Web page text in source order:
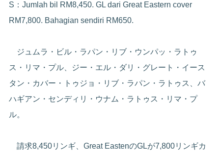
S：Jumlah bil RM8,450. GL dari Great Eastern cover
RM7,800. Bahagian sendiri RM650.
ジュムラ・ビル・ラパン・リブ・ウンパッ・ラトゥ
ス・リマ・プル、ジー・エル・ダリ・グレート・イース
タン・カバー・トゥジョ・リブ・ラパン・ラトゥス、バ
ハギアン・センディリ・ウナム・ラトゥス・リマ・プ
ル。
請求8,450リンギ、Great EastenのGLが7,800リンギカ